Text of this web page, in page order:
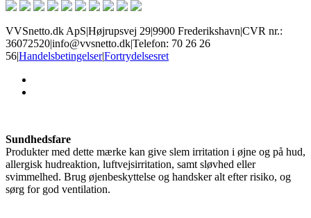
VVSnetto.dk ApS|Højrupsvej 29|9900 Frederikshavn|CVR nr.:
36072520|info@vvsnetto.dk|Telefon: 70 26 26
56|Handelsbetingelser|Fortrydelsesret
Sundhedsfare
Produkter med dette mærke kan give slem irritation i øjne og på hud,
allergisk hudreaktion, luftvejsirritation, samt sløvhed eller
svimmelhed. Brug øjenbeskyttelse og handsker alt efter risiko, og
sørg for god ventilation.